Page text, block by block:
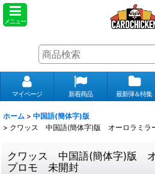
メニュー
マイページ 新着商品 最新弾＆特集
ホーム > 中国語(簡体字)版
> クワッス 中国語(簡体字)版 オーロラミ
クワッス 中国語(簡体字)版
プロモ 未開封